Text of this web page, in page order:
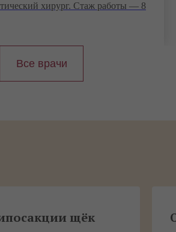
хирург. Стаж работы — 8
Все врачи
щёк